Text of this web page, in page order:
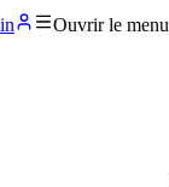
Ouvrir le menu